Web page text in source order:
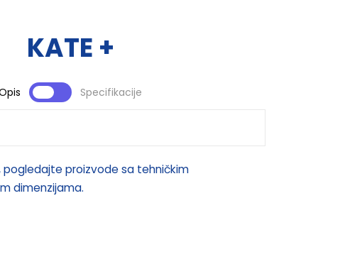
KATE +
Specifikacije
pogledajte proizvode sa tehničkim
dimenzijama.